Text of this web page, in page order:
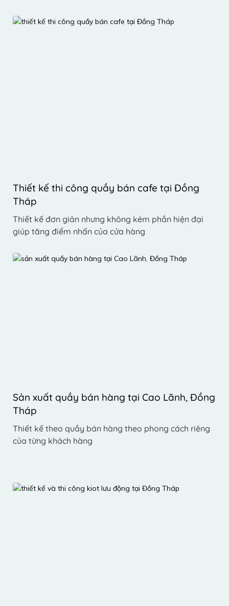
Thiết kế thi công quầy bán cafe tại Đồng
Tháp
Thiết kế đơn giản nhưng không kém phần hiện đại
giúp tăng điểm nhấn của cửa hàng
Sản xuất quầy bán hàng tại Cao Lãnh, Đồng
Tháp
Thiết kế theo quầy bán hàng theo phong cách riêng
của từng khách hàng